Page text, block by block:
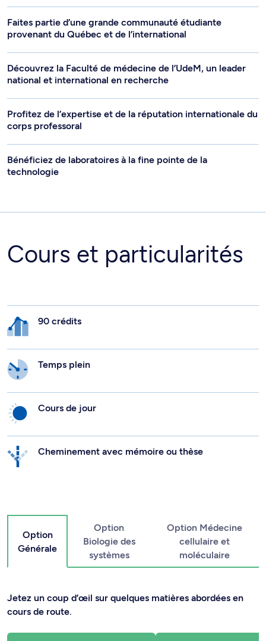
Faites partie d’une grande communauté étudiante
provenant du Québec et de l’international
Découvrez la Faculté de médecine de l’UdeM, un leader
national et international en recherche
Profitez de l’expertise et de la réputation internationale du
corps professoral
Bénéficiez de laboratoires à la fine pointe de la
technologie
Cours et particularités
90 crédits
Temps plein
Cours de jour
Cheminement avec mémoire ou thèse
Option
Générale
Option
Biologie des
systèmes
Option Médecine
cellulaire et
moléculaire
Jetez un coup d’œil sur quelques matières abordées en
cours de route.